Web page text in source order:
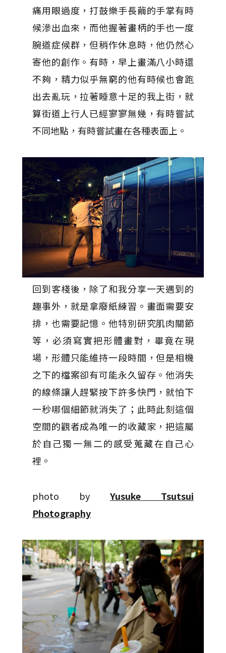
痛用眼過度，打鼓樂手長繭的手掌有時
候滲出血來，而他握著畫柄的手也一度
腕道症候群，但稍作休息時，他仍然心
寄他的創作。有時，早上畫滿八小時還
不夠，精力似乎無窮的他有時候也會跑
出去亂玩，拉著睡意十足的我上街，就
算街道上行人已經寥寥無幾，有時嘗試
不同地點，有時嘗試畫在各種表面上。
回到客棧後，除了和我分享一天遇到的
趣事外，就是拿廢紙練習。畫面需要安
排，也需要記憶。他特別研究肌肉關節
等，必須寫實把形體畫對，畢竟在現
場，形體只能維持一段時間，但是相機
之下的檔案卻有可能永久留存。他消失
的線條讓人趕緊按下許多快門，就怕下
一秒哪個細節就消失了；此時此刻這個
空間的觀者成為唯一的收藏家，把這屬
於自己獨一無二的感受蒐藏在自己心
裡。
photo by Yusuke Tsutsui
Photography